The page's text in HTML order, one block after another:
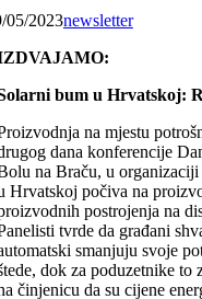
05/2023newsletter
bum u Hrvatskoj:
na mjestu
dana konferencije
na Braču, u organizaciji
Hrvatskoj počiva na
postrojenja na
tvrde da građani
smanjuju svoje
dok za poduzetnike
činjenicu da su cijene